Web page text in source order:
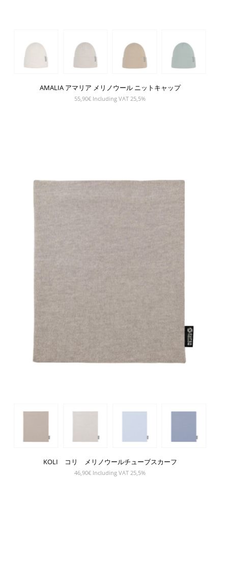
AMALIA アマリア メリノウール ニットキャップ
55,90€ Including VAT 25,5%
KOLI コリ メリノウールチューブスカーフ
46,90€ Including VAT 25,5%